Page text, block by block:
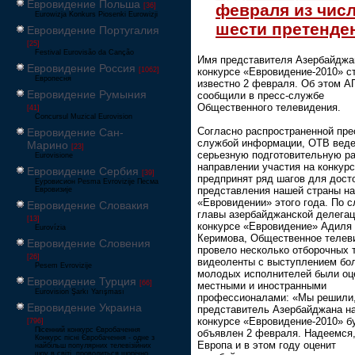
Евровидение Польша [36]
Eurowizja Konkurs Piosenki Eurowizji
Евровидение Португалия
[25]
Festival Eurovisão da Canção
Евровидение Россия [1062]
Европесня
Евровидение Румыния
[41]
Concursul Muzical Eurovision
Евровидение Сан-
Марино [23]
Eurovisione
Евровидение Сербия [39]
Еуровисион Pesma Evrovizije Песма
Евровизије
Евровидение Словакия
[13]
Eurovízia
Евровидение Словения
[26]
Pesem Evrovizije
Евровидение Турция [66]
Eurovision Şarkı Yarışması
Евровидение Украина
[796]
Пісенний конкурс Євробачення
Конкурс пісні Євробачення - одне з
найбільш популярних телевізійних
шоу в світі, проводиться щорічно,
февраля из
шести
Имя представителя
конкурсе «Евровидение-2010»
известно 2 февраля. Об этом
сообщили в пресс-службе
Общественного телевидения.
Согласно распространенной
службой информации, ОТВ
серьезную подготовительную
направлении участия на
предпринят ряд шагов для
представления нашей страны на
«Евровидении» этого года. По
главы азербайджанской
конкурсе «Евровидение» Адиля
Керимова, Общественное
провело несколько отборочных
видеоленты с выступлением
молодых исполнителей были
местными и иностранными
профессионалами: «Мы
представитель Азербайджана
конкурсе «Евровидение-2010»
объявлен 2 февраля.
Европа и в этом году оценит